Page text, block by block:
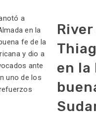
en la